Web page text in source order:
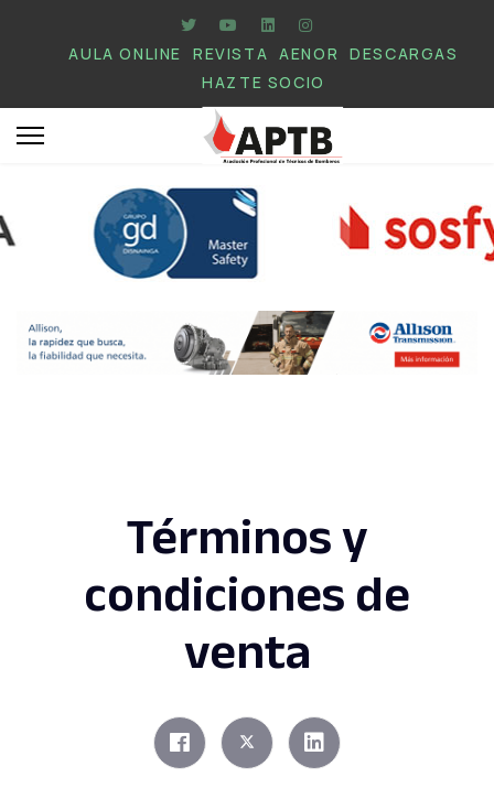
AULA ONLINE REVISTA AENOR
DESCARGAS
HAZTE SOCIO
Términos y
condiciones de
venta